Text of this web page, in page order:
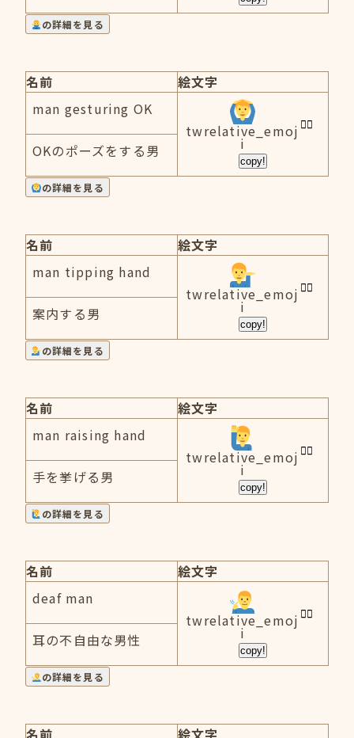
の詳細を見る
名前
絵文字
man gesturing OK
twrelative_emoj
i
copy!
OKのポーズをする男
の詳細を見る
名前
絵文字
man tipping hand
twrelative_emoj
i
copy!
案内する男
の詳細を見る
名前
絵文字
man raising hand
twrelative_emoj
i
copy!
手を挙げる男
の詳細を見る
名前
絵文字
deaf man
twrelative_emoj
i
copy!
耳の不自由な男性
の詳細を見る
名前 絵文字